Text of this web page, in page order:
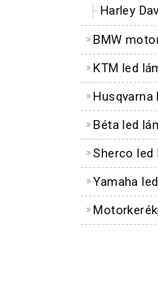
Harley
BMW
KTM led
Husqvarna
Béta led
Sherco led
Yamaha